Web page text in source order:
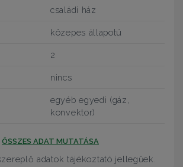
családi ház
közepes állapotú
2
nincs
egyéb egyedi (gáz,
konvektor)
ÖSSZES ADAT MUTATÁSA
adatok tájékoztató jellegűek.